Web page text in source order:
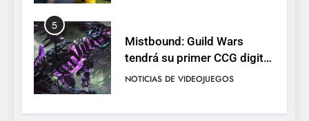
6
Onimusha: Way of the Sword
ya tiene fecha: Capcom
lanza demo gratuita y abre
NOTICIAS DE VIDEOJUEGOS
7